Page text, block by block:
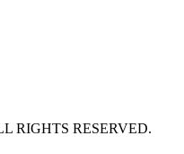
RIGHTS RESERVED.